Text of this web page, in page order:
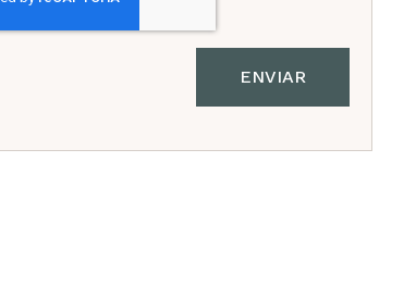
ENVIAR